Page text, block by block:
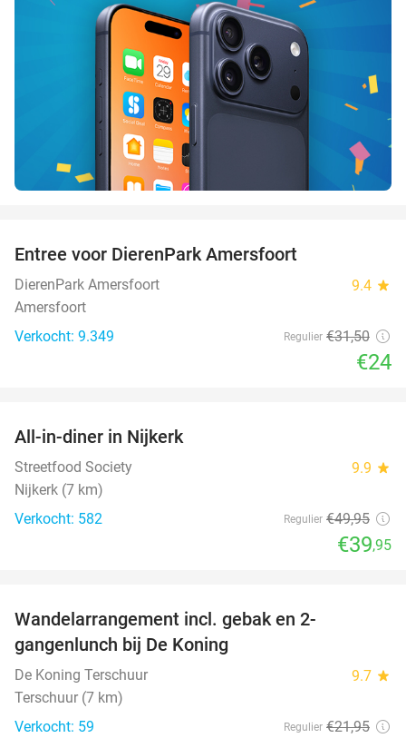
Entree voor DierenPark Amersfoort
DierenPark Amersfoort 9.4 star
Amersfoort
Verkocht: 9.349
Regulier €31,50
€24
All-in-diner in Nijkerk
Streetfood Society 9.9 star
Nijkerk (7 km)
Verkocht: 582
Regulier €49,95
€39,95
Wandelarrangement incl. gebak en 2-
gangenlunch bij De Koning
De Koning Terschuur 9.7 star
Terschuur (7 km)
Verkocht: 59
Regulier €21,95